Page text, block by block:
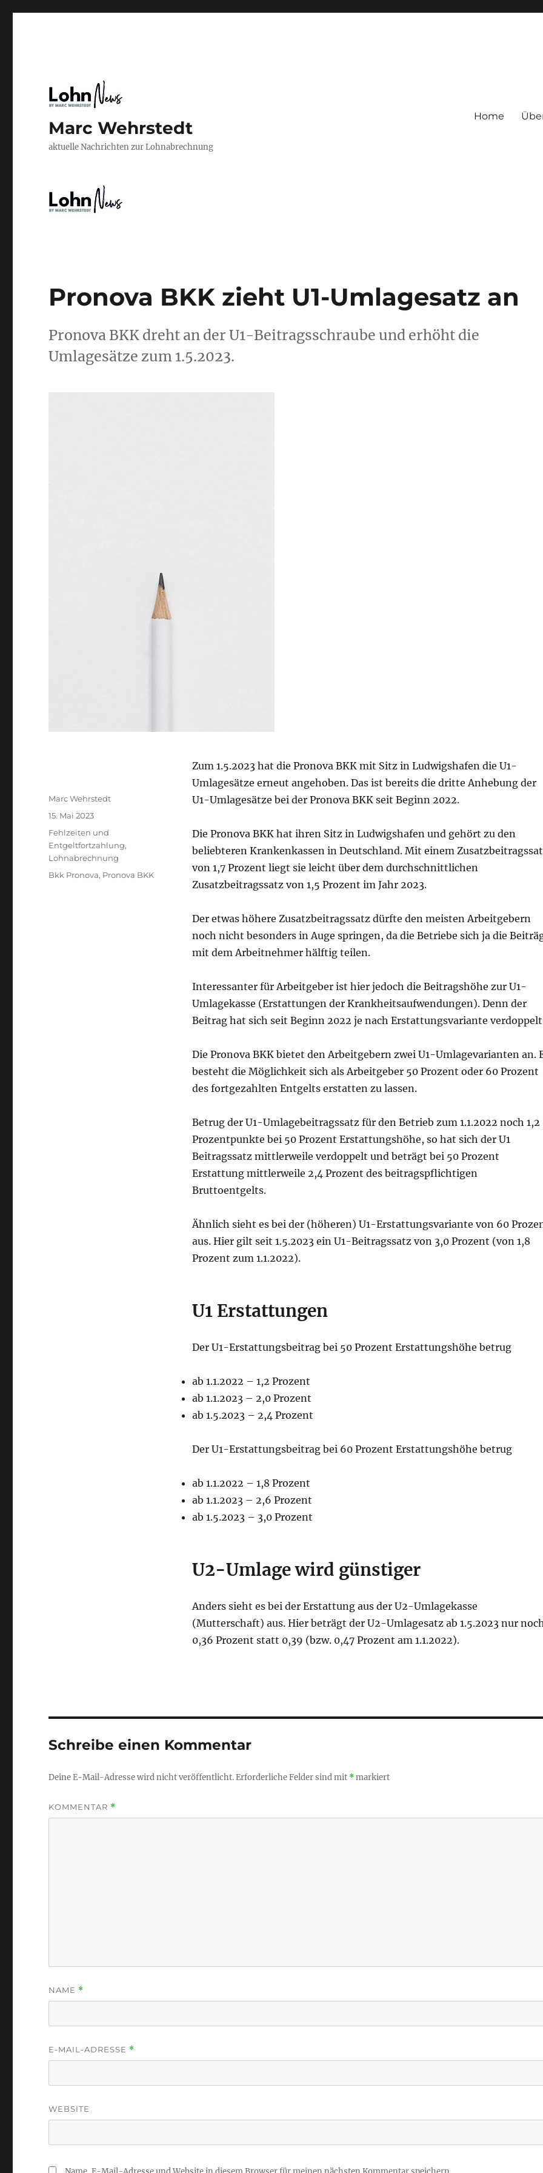
Marc Wehrstedt
aktuelle Nachrichten zur Lohnabrechnung
Home
Pronova BKK zieht U1-Umlagesatz an
Pronova BKK dreht an der U1-Beitragsschraube und erhöht die
Umlagesätze zum 1.5.2023.
Zum 1.5.2023 hat die Pronova BKK mit Sitz in Ludwigshafen die U1-
Umlagesätze erneut angehoben. Das ist bereits die dritte Anhebung der
U1-Umlagesätze bei der Pronova BKK seit Beginn 2022.
Die Pronova BKK hat ihren Sitz in Ludwigshafen und gehört zu den
beliebteren Krankenkassen in Deutschland. Mit einem
von 1,7 Prozent liegt sie leicht über dem durchschnittlichen
Zusatzbeitragssatz von 1,5 Prozent im Jahr 2023.
Der etwas höhere Zusatzbeitragssatz dürfte den meisten Arbeitgebern
noch nicht besonders in Auge springen, da die Betriebe sich ja die
mit dem Arbeitnehmer hälftig teilen.
Interessanter für Arbeitgeber ist hier jedoch die Beitragshöhe zur U1-
Umlagekasse (Erstattungen der Krankheitsaufwendungen). Denn der
Beitrag hat sich seit Beginn 2022 je nach Erstattungsvariante
Die Pronova BKK bietet den Arbeitgebern zwei U1-Umlagevarianten an.
besteht die Möglichkeit sich als Arbeitgeber 50 Prozent oder 60 Prozent
des fortgezahlten Entgelts erstatten zu lassen.
Betrug der U1-Umlagebeitragssatz für den Betrieb zum 1.1.2022 noch 1,2
Prozentpunkte bei 50 Prozent Erstattungshöhe, so hat sich der U1
Beitragssatz mittlerweile verdoppelt und beträgt bei 50 Prozent
Erstattung mittlerweile 2,4 Prozent des beitragspflichtigen
Bruttoentgelts.
Ähnlich sieht es bei der (höheren) U1-Erstattungsvariante von 60
aus. Hier gilt seit 1.5.2023 ein U1-Beitragssatz von 3,0 Prozent (von 1,8
Prozent zum 1.1.2022).
U1 Erstattungen
Der U1-Erstattungsbeitrag bei 50 Prozent Erstattungshöhe betrug
ab 1.1.2022 – 1,2 Prozent
ab 1.1.2023 – 2,0 Prozent
ab 1.5.2023 – 2,4 Prozent
Der U1-Erstattungsbeitrag bei 60 Prozent Erstattungshöhe betrug
ab 1.1.2022 – 1,8 Prozent
ab 1.1.2023 – 2,6 Prozent
ab 1.5.2023 – 3,0 Prozent
U2-Umlage wird günstiger
Anders sieht es bei der Erstattung aus der U2-Umlagekasse
(Mutterschaft) aus. Hier beträgt der U2-Umlagesatz ab 1.5.2023 nur
0,36 Prozent statt 0,39 (bzw. 0,47 Prozent am 1.1.2022).
Autor
Marc Wehrstedt
Veröffentlicht
am
15. Mai 2023
Kategorien
Fehlzeiten und
Entgeltfortzahlung,
Lohnabrechnung
Schlagwörter
Bkk Pronova, Pronova BKK
Schreibe einen Kommentar
Deine E-Mail-Adresse wird nicht veröffentlicht.Erforderliche Felder sind mit *markiert
KOMMENTAR *
NAME *
E-MAIL-ADRESSE *
WEBSITE